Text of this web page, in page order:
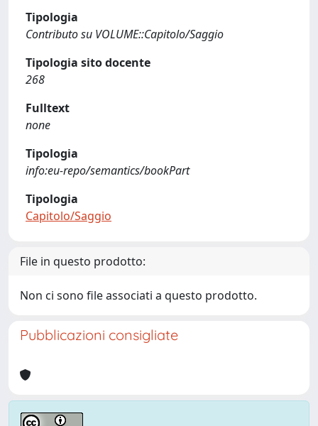
Tipologia
Contributo su VOLUME::Capitolo/Saggio
Tipologia sito docente
268
Fulltext
none
Tipologia
info:eu-repo/semantics/bookPart
Tipologia
Capitolo/Saggio
File in questo prodotto:
Non ci sono file associati a questo prodotto.
Pubblicazioni consigliate